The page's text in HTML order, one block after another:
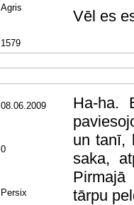
Vēl es
Agris
1579
08.06.2009
Ha-ha.
un tanī,
saka,
Pirmajā
tārpu
0
Persix